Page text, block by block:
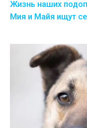
Жизнь наших
Мия и Майя ищут